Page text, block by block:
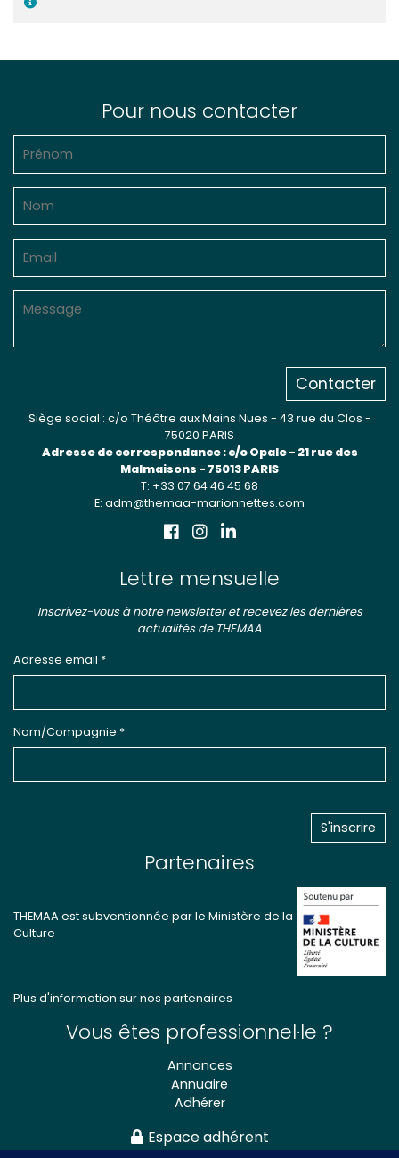
Pour nous contacter
Contacter
Siège social : c/o Théâtre aux Mains Nues - 43 rue du Clos -
75020 PARIS
Adresse de correspondance : c/o Opale - 21 rue des
Malmaisons - 75013 PARIS
T: +33 07 64 46 45 68
E: adm@themaa-marionnettes.com
Lettre mensuelle
Inscrivez-vous à notre newsletter et recevez les dernières
actualités de THEMAA
Adresse email *
Nom/Compagnie *
Partenaires
THEMAA est subventionnée par le Ministère de la
Culture
Plus d'information sur nos partenaires
Vous êtes professionnel·le ?
Annonces
Annuaire
Adhérer
Espace adhérent